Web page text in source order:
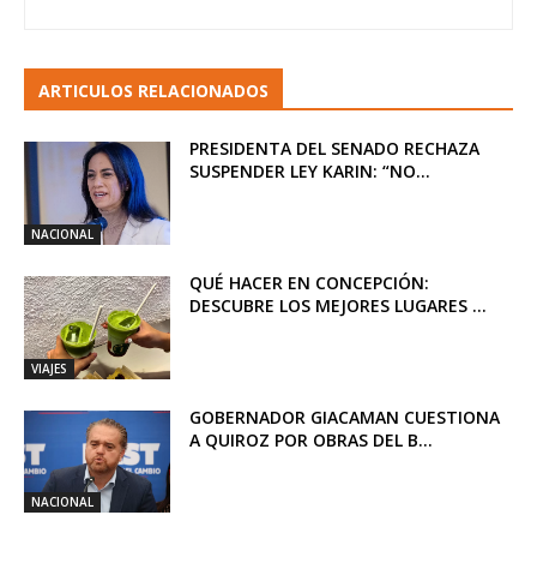
ARTICULOS RELACIONADOS
NACIONAL
PRESIDENTA DEL SENADO RECHAZA
SUSPENDER LEY KARIN: “NO...
VIAJES
QUÉ HACER EN CONCEPCIÓN:
DESCUBRE LOS MEJORES LUGARES ...
NACIONAL
GOBERNADOR GIACAMAN CUESTIONA
A QUIROZ POR OBRAS DEL B...